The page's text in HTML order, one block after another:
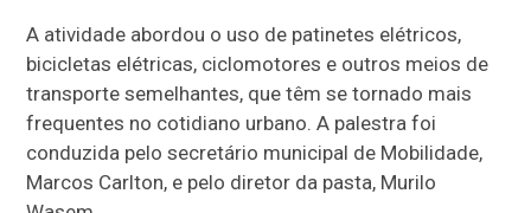
A atividade abordou o uso de patinetes elétricos,
bicicletas elétricas, ciclomotores e outros meios de
transporte semelhantes, que têm se tornado mais
frequentes no cotidiano urbano. A palestra foi
conduzida pelo secretário municipal de Mobilidade,
Marcos Carlton, e pelo diretor da pasta, Murilo